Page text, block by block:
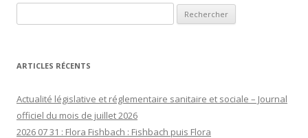
ARTICLES RÉCENTS
Actualité législative et réglementaire sanitaire et sociale – Journal
officiel du mois de juillet 2026
2026 07 31 : Flora Fishbach : Fishbach puis Flora